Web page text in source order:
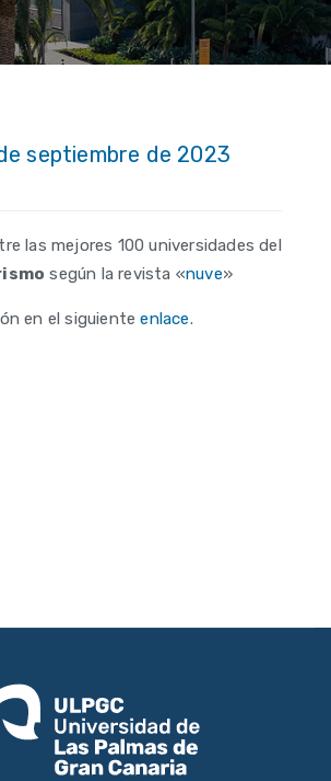
septiembre de 2023
las mejores 100 universidades del
según la revista «nuve»
en el siguienteenlace.